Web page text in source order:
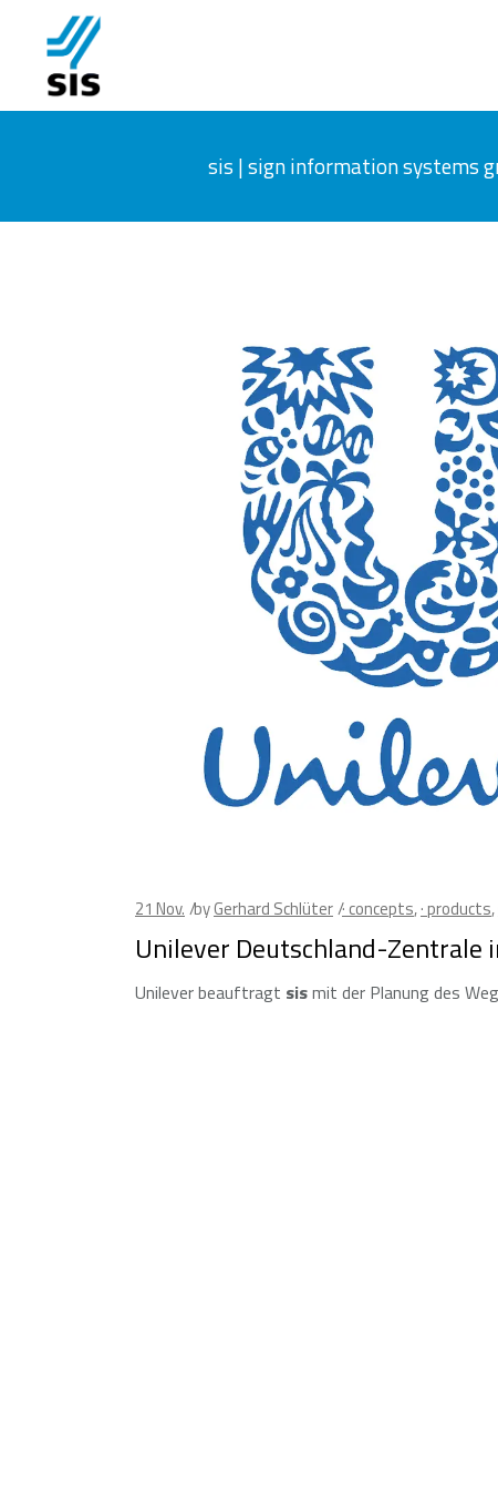
sis | sign information systems
21 Nov. byGerhard Schlüter · concepts,· products,
Unilever Deutschland-Zentrale
Unilever beauftragt sismit der Planung des